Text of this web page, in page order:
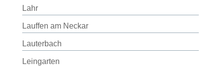
Lahr
Lauffen am Neckar
Lauterbach
Leingarten